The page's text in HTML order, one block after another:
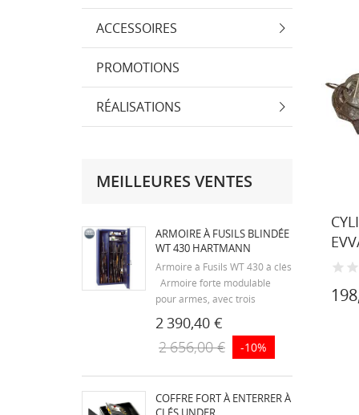
ACCESSOIRES
PROMOTIONS
RÉALISATIONS
MEILLEURES VENTES
ARMOIRE À FUSILS BLINDÉE
WT 430 HARTMANN
Armoire à Fusils WT 430 à clés
Armoire forte modulable
pour armes, avec trois
possibilités d’aménagement :
les étagères et les supports
d’armes sont amovibles.
Corps indéformable et
monobloc de 30/10ème sans
trace d’assemblage ni
soudure....
2 390,40 €
2 656,00 €
-10%
COFFRE FORT À ENTERRER À